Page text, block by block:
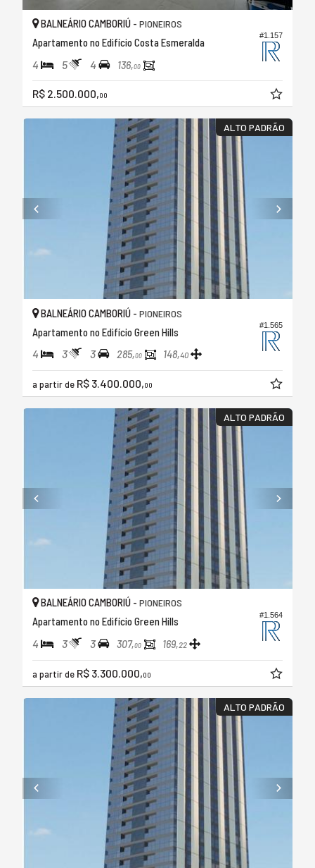
#1.157
BALNEÁRIO CAMBORIÚ - PIONEIROS
Apartamento no Edifício Costa Esmeralda
4 5 4 136,00
R$ 2.500.000,00
ALTO PADRÃO
#1.565
BALNEÁRIO CAMBORIÚ - PIONEIROS
Apartamento no Edifício Green Hills
4 3 3 285,00 148,40
a partir de R$ 3.400.000,00
ALTO PADRÃO
#1.564
BALNEÁRIO CAMBORIÚ - PIONEIROS
Apartamento no Edifício Green Hills
4 3 3 307,00 169,22
a partir de R$ 3.300.000,00
ALTO PADRÃO